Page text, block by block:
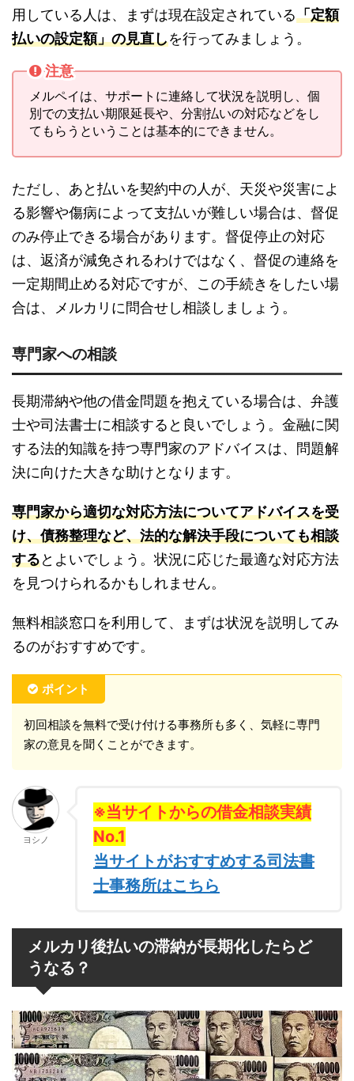
用している人は、まずは現在設定されている「定額
払いの設定額」の見直しを行ってみましょう。
注意
メルペイは、サポートに連絡して状況を説明し、個
別での支払い期限延長や、分割払いの対応などをし
てもらうということは基本的にできません。
ただし、あと払いを契約中の人が、天災や災害によ
る影響や傷病によって支払いが難しい場合は、督促
のみ停止できる場合があります。督促停止の対応
は、返済が減免されるわけではなく、督促の連絡を
一定期間止める対応ですが、この手続きをしたい場
合は、メルカリに問合せし相談しましょう。
専門家への相談
長期滞納や他の借金問題を抱えている場合は、弁護
士や司法書士に相談すると良いでしょう。金融に関
する法的知識を持つ専門家のアドバイスは、問題解
決に向けた大きな助けとなります。
専門家から適切な対応方法についてアドバイスを受
け、債務整理など、法的な解決手段についても相談
するとよいでしょう。状況に応じた最適な対応方法
を見つけられるかもしれません。
無料相談窓口を利用して、まずは状況を説明してみ
るのがおすすめです。
ポイント
初回相談を無料で受け付ける事務所も多く、気軽に専門
家の意見を聞くことができます。
ヨシノ
※当サイトからの借金相談実績
No.1
当サイトがおすすめする司法書
士事務所はこちら
メルカリ後払いの滞納が長期化したらど
うなる？